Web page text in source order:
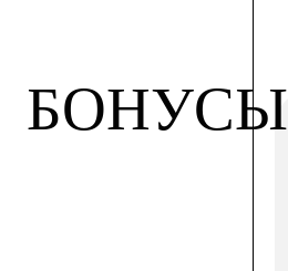
БОНУСЫ